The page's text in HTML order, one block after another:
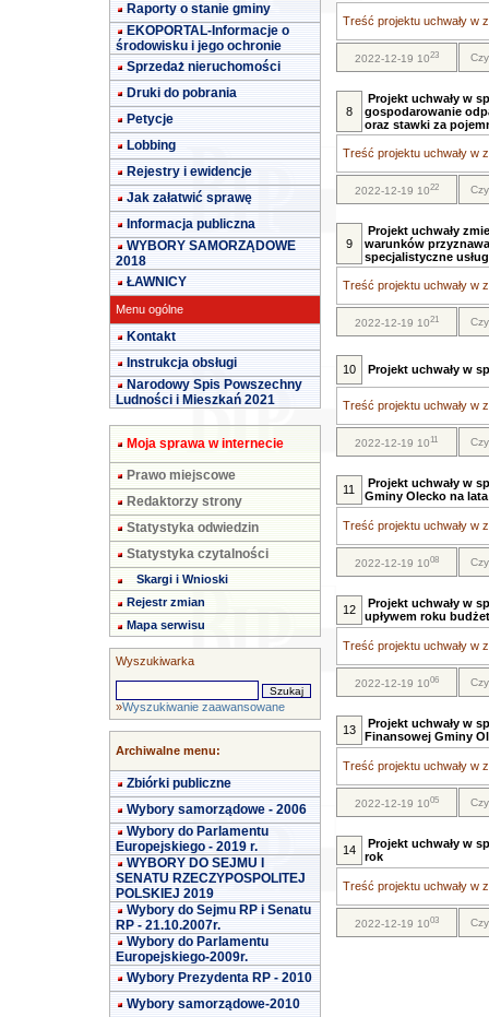
Raporty o stanie gminy
EKOPORTAL-Informacje o
środowisku i jego ochronie
Sprzedaż nieruchomości
Druki do pobrania
Petycje
Lobbing
Rejestry i ewidencje
Jak załatwić sprawę
Informacja publiczna
WYBORY SAMORZĄDOWE
2018
ŁAWNICY
Menu ogólne
Kontakt
Instrukcja obsługi
Narodowy Spis Powszechny
Ludności i Mieszkań 2021
Moja sprawa w internecie
Prawo miejscowe
Redaktorzy strony
Statystyka odwiedzin
Statystyka czytalności
Skargi i Wnioski
Rejestr zmian
Mapa serwisu
Wyszukiwarka
»Wyszukiwanie zaawansowane
Archiwalne menu:
Zbiórki publiczne
Wybory samorządowe - 2006
Wybory do Parlamentu
Europejskiego - 2019 r.
WYBORY DO SEJMU I
SENATU RZECZYPOSPOLITEJ
POLSKIEJ 2019
Wybory do Sejmu RP i Senatu
RP - 21.10.2007r.
Wybory do Parlamentu
Europejskiego-2009r.
Wybory Prezydenta RP - 2010
Wybory samorządowe-2010
Treść projektu uchwały w
2022-12-19 1023
8
Projekt uchwały w
gospodarowanie
oraz stawki za
Treść projektu uchwały w
2022-12-19 1022
9
Projekt uchwały
warunków
specjalistyczne
Treść projektu uchwały w
2022-12-19 1021
10 Projekt uchwały w
Treść projektu uchwały w
2022-12-19 1011
11
Projekt uchwały w
Gminy Olecko na lata
Treść projektu uchwały w
2022-12-19 1008
12
Projekt uchwały w
upływem roku
Treść projektu uchwały w
2022-12-19 1006
13
Projekt uchwały w
Finansowej Gminy
Treść projektu uchwały w
2022-12-19 1005
14
Projekt uchwały w
rok
Treść projektu uchwały w
2022-12-19 1003